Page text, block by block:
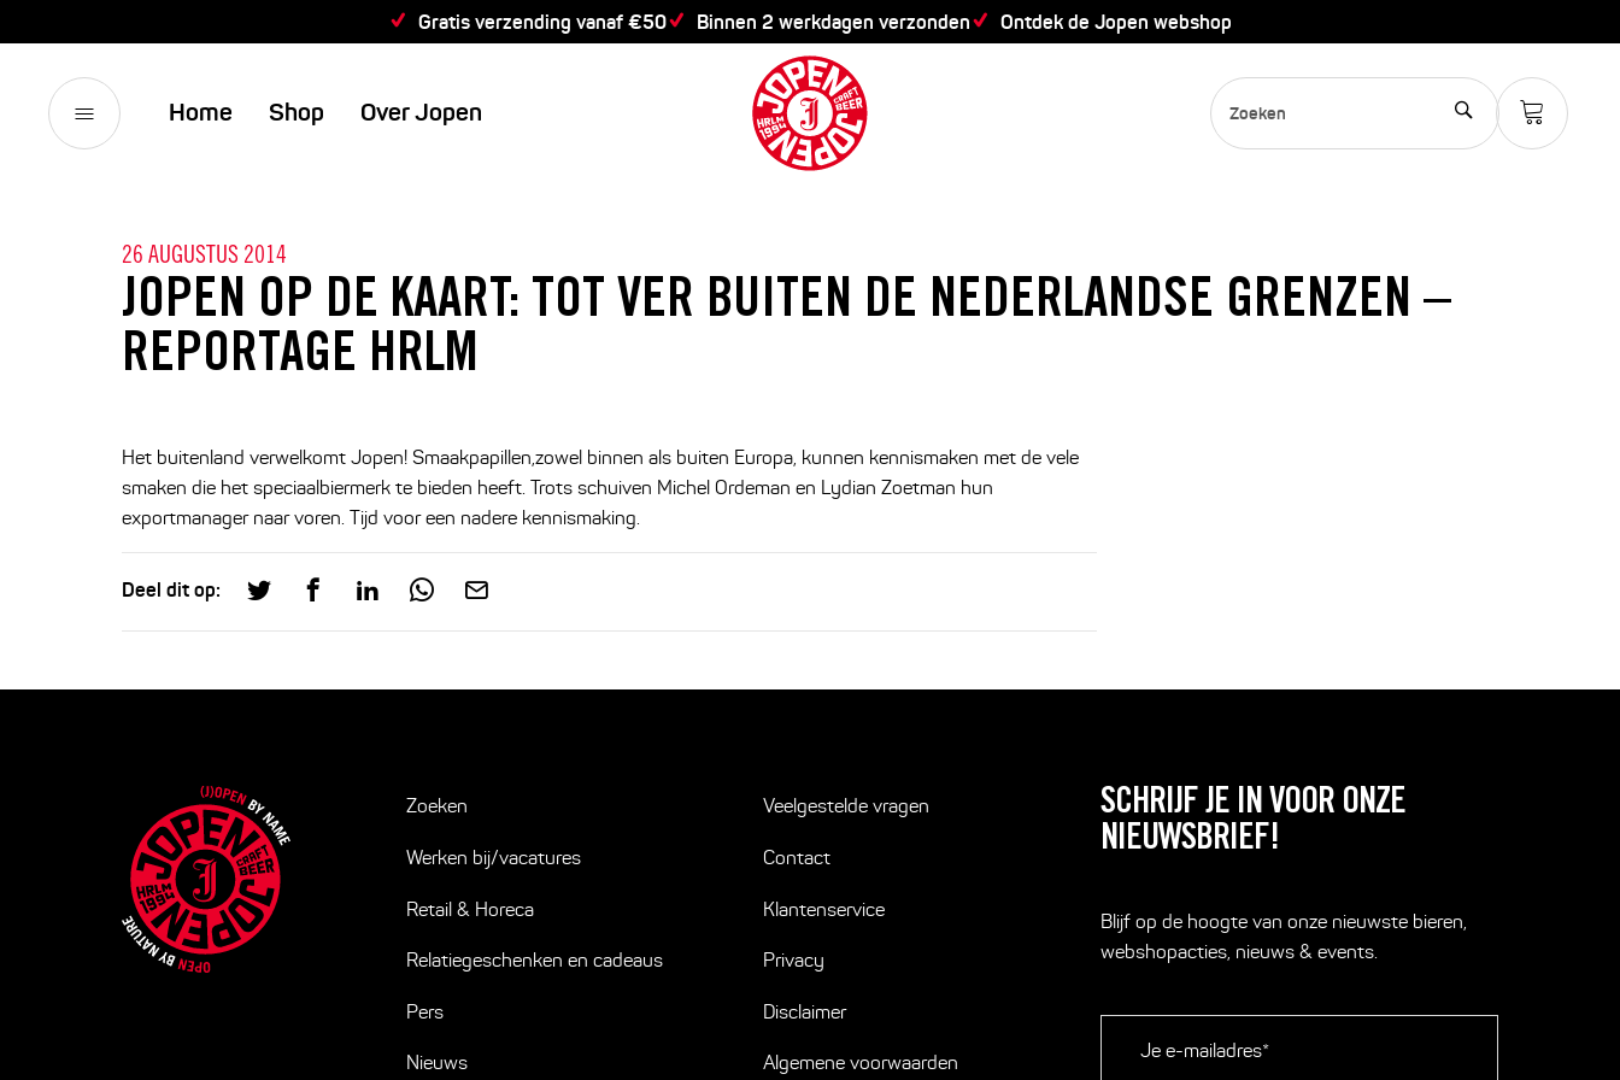
Gratis verzending vanaf €50 Binnen 2 werkdagen verzonden Ontdek de Jopen webshop
Home Shop Over Jopen
26 AUGUSTUS 2014
JOPEN OP DE KAART: TOT VER BUITEN DE NEDERLANDSE GRENZEN –
REPORTAGE HRLM
Het buitenland verwelkomt Jopen! Smaakpapillen,zowel binnen als buiten Europa, kunnen kennismaken met de vele
smaken die het speciaalbiermerk te bieden heeft. Trots schuiven Michel Ordeman en Lydian Zoetman hun
exportmanager naar voren. Tijd voor een nadere kennismaking.
Deel dit op:
Zoeken
Werken bij/vacatures
Retail & Horeca
Relatiegeschenken en cadeaus
Pers
Nieuws
Veelgestelde vragen
Contact
Klantenservice
Privacy
Disclaimer
Algemene voorwaarden
SCHRIJF JE IN VOOR ONZE
NIEUWSBRIEF!
Blijf op de hoogte van onze nieuwste bieren,
webshopacties, nieuws & events.
mailadres *